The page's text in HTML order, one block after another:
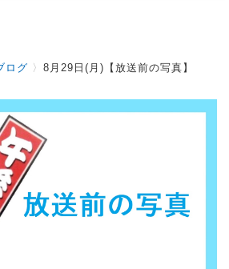
ログ 〉8月29日(月)【放送前の写真】